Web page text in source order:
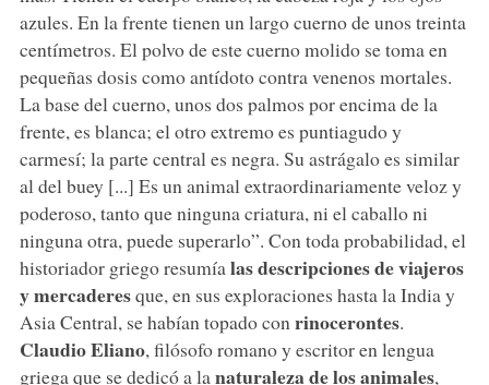
azules. En la frente tienen un largo cuerno de unos treinta
centímetros. El polvo de este cuerno molido se toma en
pequeñas dosis como antídoto contra venenos mortales.
La base del cuerno, unos dos palmos por encima de la
frente, es blanca; el otro extremo es puntiagudo y
carmesí; la parte central es negra. Su astrágalo es similar
al del buey [...] Es un animal extraordinariamente veloz y
poderoso, tanto que ninguna criatura, ni el caballo ni
ninguna otra, puede superarlo”. Con toda probabilidad, el
historiador griego resumía las descripciones de viajeros
y mercaderesque, en sus exploraciones hasta la India y
Asia Central, se habían topado con rinocerontes.
Claudio Eliano, filósofo romano y escritor en lengua
griega que se dedicó a la naturaleza de los animales,